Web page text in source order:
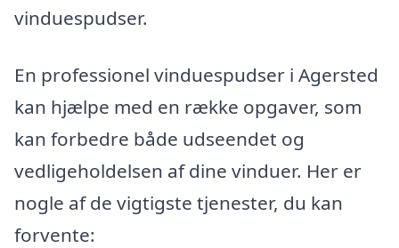
vinduespudser.
En professionel vinduespudser i Agersted
kan hjælpe med en række opgaver, som
kan forbedre både udseendet og
vedligeholdelsen af dine vinduer. Her er
nogle af de vigtigste tjenester, du kan
forvente: